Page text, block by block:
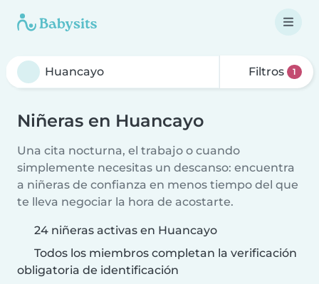
Filtros 1
Niñeras en Huancayo
Una cita nocturna, el trabajo o cuando
simplemente necesitas un descanso: encuentra
a niñeras de confianza en menos tiempo del que
te lleva negociar la hora de acostarte.
24 niñeras activas en Huancayo
Todos los miembros completan la verificación
obligatoria de identificación